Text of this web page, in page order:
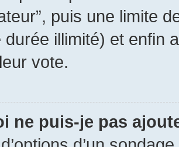
puis une limite
durée illimité) et enfin
vote.
ne puis-je pas